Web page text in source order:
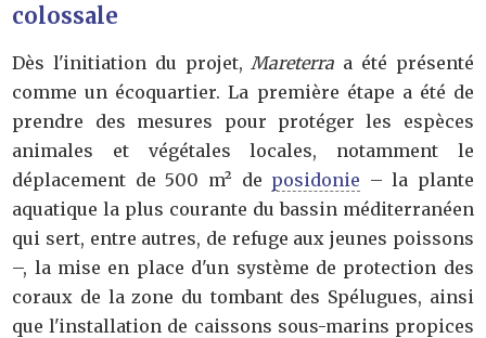
colossale
Dès l'initiation du projet, Mareterra a été présenté
comme un écoquartier. La première étape a été de
prendre des mesures pour protéger les espèces
animales et végétales locales, notamment le
déplacement de 500 m² de posidonie – la plante
aquatique la plus courante du bassin méditerranéen
qui sert, entre autres, de refuge aux jeunes poissons
–, la mise en place d'un système de protection des
coraux de la zone du tombant des Spélugues, ainsi
que l'installation de caissons sous-marins propices